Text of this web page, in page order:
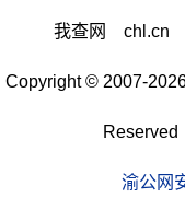
我查网 chl.cn
Copyright © 2007-
Reserved
渝公网